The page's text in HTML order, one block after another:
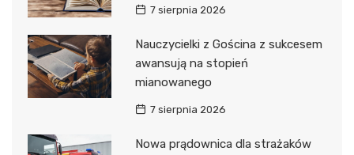
7 sierpnia 2026
Nauczycielki z Gościna z sukcesem
awansują na stopień
mianowanego
7 sierpnia 2026
Nowa prądownica dla strażaków